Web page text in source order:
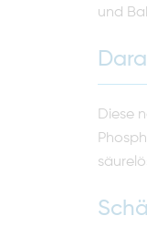
und
Diese